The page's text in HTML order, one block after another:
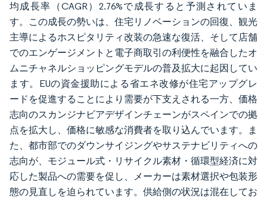
均成長率（CAGR）2.76%で成長すると予測されていま
す。この成長の勢いは、住宅リノベーションの回復、観光
主導によるホスピタリティ改装の急速な復活、そして店舗
でのエンゲージメントと電子商取引の利便性を融合したオ
ムニチャネルショッピングモデルの普及拡大に起因してい
ます。EUの資金援助による省エネ改修が住宅アップグレ
ードを促進することにより需要が下支えされる一方、価格
志向のスカンジナビアデザインチェーンがスペインでの拠
点を拡大し、価格に敏感な消費者を取り込んでいます。ま
た、都市部でのダウンサイジングやサステナビリティへの
志向が、モジュール式・リサイクル素材・循環型経済に対
応した製品への需要を促し、メーカーは素材選択や包装形
態の見直しを迫られています。供給側の状況は混在してお